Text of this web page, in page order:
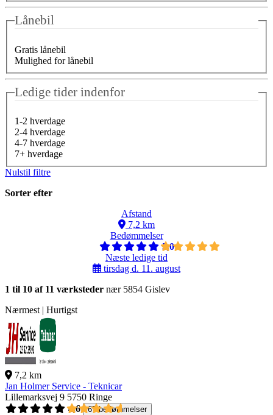
Lånebil
Gratis lånebil
Mulighed for lånebil
Ledige tider indenfor
1-2 hverdage
2-4 hverdage
4-7 hverdage
7+ hverdage
Nulstil filtre
Sorter efter
Afstand
7,2 km
Bedømmelser
5,0
Næste ledige tid
tirsdag d. 11. august
1 til 10 af 11 værksteder nær 5854 Gislev
Nærmest | Hurtigst
7,2 km
Jan Holmer Service - Teknicar
Lillemarksvej 9 5750 Ringe
4,6
67 bedømmelser